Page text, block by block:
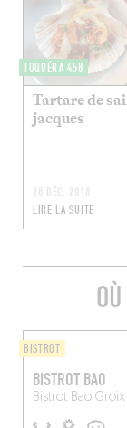
TOQUÉRA 458
Tartare de
jacques
28 DÉC. 2018
LIRE LA SUITE
BISTROT
BISTROT BAO
Bistrot BaoGroix